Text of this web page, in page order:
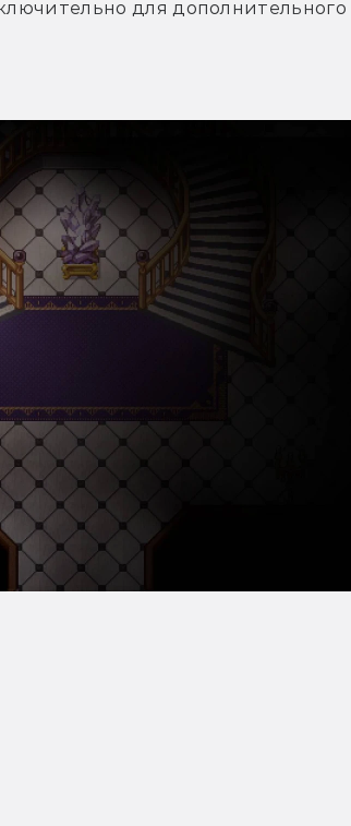
для дополнительного